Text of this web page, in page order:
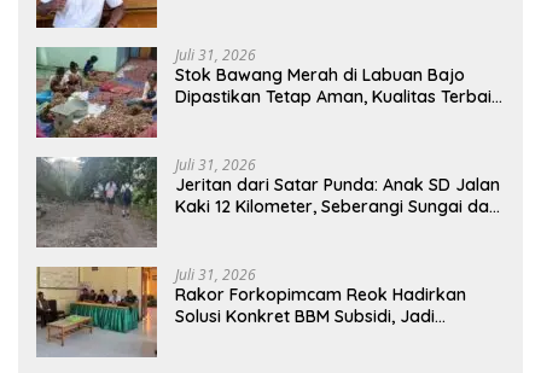
Juli 31, 2026
Stok Bawang Merah di Labuan Bajo
Dipastikan Tetap Aman, Kualitas Terbaik
Juli 31, 2026
Jeritan dari Satar Punda: Anak SD Jalan
Kaki 12 Kilometer, Seberangi Sungai dan
Juli 31, 2026
Rakor Forkopimcam Reok Hadirkan
Solusi Konkret BBM Subsidi, Jadi